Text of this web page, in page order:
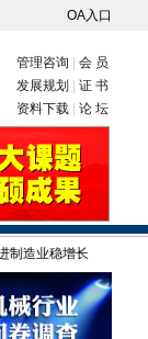
OA入口
管理咨询
会 员
发展规划
证 书
资料下载
论 坛
长 美为何对"中国制造